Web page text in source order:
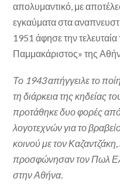
απολυμαντικό, με
εγκαύματα στα
1951 άφησε την
Παμμακάριστος» της
Το 1943 απήγγειλε το
τη διάρκεια της κηδείας
προτάθηκε δυο φορές
λογοτεχνών για το
κοινού με τον Καζαντζάκη,
προσφώνησαν τον Πωλ
στην Αθήνα.